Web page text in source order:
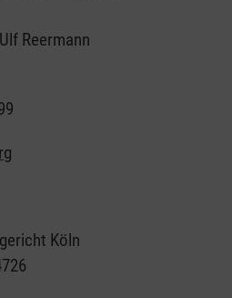
Reermann
Köln